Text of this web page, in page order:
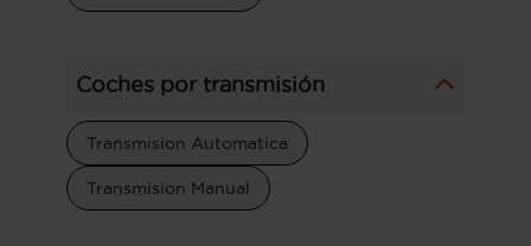
Coches por transmisión
Transmision Automatica
Transmision Manual